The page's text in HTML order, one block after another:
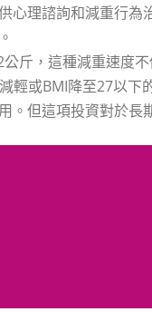
心理諮詢和減重行為
斤，這種減重速度
輕或BMI降至27以
但這項投資對於長